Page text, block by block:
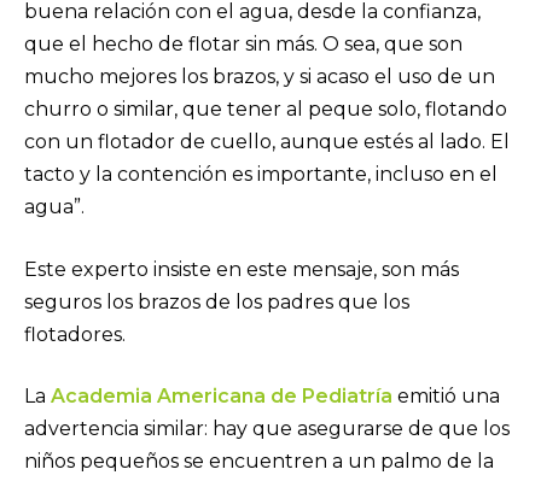
buena relación con el agua, desde la confianza,
que el hecho de flotar sin más. O sea, que son
mucho mejores los brazos, y si acaso el uso de un
churro o similar, que tener al peque solo, flotando
con un flotador de cuello, aunque estés al lado. El
tacto y la contención es importante, incluso en el
agua”.
Este experto insiste en este mensaje, son más
seguros los brazos de los padres que los
flotadores.
La Academia Americana de Pediatría emitió una
advertencia similar: hay que asegurarse de que los
niños pequeños se encuentren a un palmo de la